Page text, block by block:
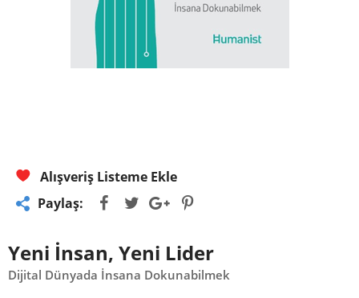
Alışveriş Listeme Ekle
Paylaş:
Yeni İnsan, Yeni Lider
Dijital Dünyada İnsana Dokunabilmek